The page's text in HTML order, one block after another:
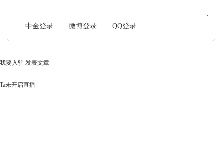
中金登录 微博登录 QQ登录
我要入驻 发表文章
Ta未开启直播